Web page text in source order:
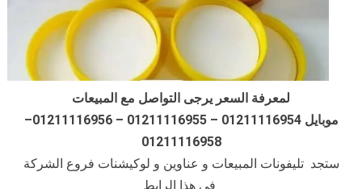
لمعرفة السعر يرجى التواصل مع المبيعات
موبايل 01211116954 – 01211116955 – 01211116956–
01211116958
ستجد تليفونات المبيعات و عناوين و لوكيشنات فروع الشركة
في هذا الرابط